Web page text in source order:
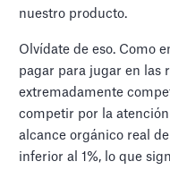
nuestro producto.
Olvídate de eso. Como
pagar para jugar en las
extremadamente
competir por la atención
alcance orgánico real
inferior al 1%, lo que